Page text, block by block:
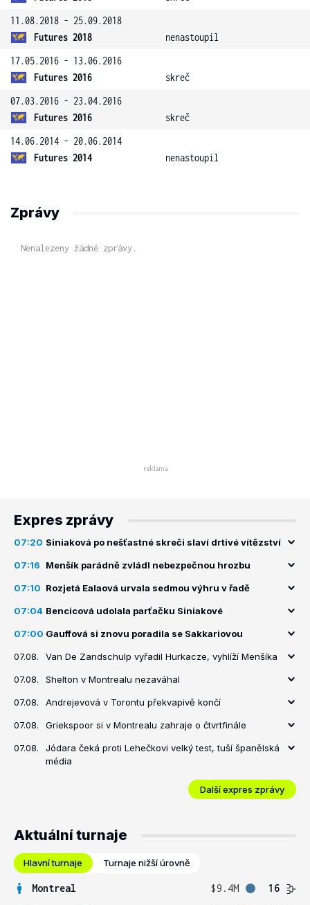
11.08.2018 - 25.09.2018
Futures 2018
nenastoupil
17.05.2016 - 13.06.2016
Futures 2016
skreč
07.03.2016 - 23.04.2016
Futures 2016
skreč
14.06.2014 - 20.06.2014
Futures 2014
nenastoupil
Zprávy
Nenalezeny žádné zprávy.
Expres zprávy
07:20 Siniaková po nešťastné skreči slaví drtivé vítězství
07:16 Menšík parádně zvládl nebezpečnou hrozbu
07:10 Rozjetá Ealaová urvala sedmou výhru v řadě
07:04 Bencicová udolala parťačku Siniakové
07:00 Gauffová si znovu poradila se Sakkariovou
07.08. Van De Zandschulp vyřadil Hurkacze, vyhlíží Menšíka
07.08. Shelton v Montrealu nezaváhal
07.08. Andrejevová v Torontu překvapivě končí
07.08. Griekspoor si v Montrealu zahraje o čtvrtfinále
07.08.
Jódara čeká proti Lehečkovi velký test, tuší španělská
média
Další expres zprávy
Aktuální turnaje
Hlavní turnaje Turnaje nižší úrovně
Montreal $9.4M
16